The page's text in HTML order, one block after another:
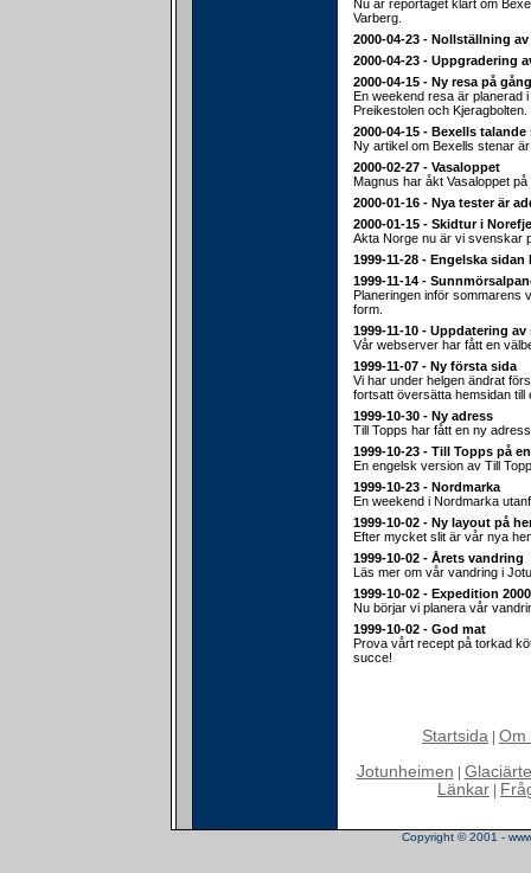
Nu är reportaget klart om
Varberg.
2000-04-23 - Nollställning
2000-04-23 - Uppgradering
2000-04-15 - Ny resa på
En weekend resa är planerad
Preikestolen och Kjeragbolten.
2000-04-15 - Bexells talande
Ny artikel om Bexells stenar
2000-02-27 - Vasaloppet
Magnus har åkt Vasaloppet
2000-01-16 - Nya tester är
2000-01-15 - Skidtur i
Akta Norge nu är vi svenskar
1999-11-28 - Engelska sidan
1999-11-14 -
Planeringen inför sommarens
form.
1999-11-10 - Uppdatering av
Vår webserver har fått en
1999-11-07 - Ny första sida
Vi har under helgen ändrat
fortsatt översätta hemsidan till
1999-10-30 - Ny adress
Till Topps har fått en ny
1999-10-23 - Till Topps på
En engelsk version av Till
1999-10-23 - Nordmarka
En weekend i Nordmarka
1999-10-02 - Ny layout på
Efter mycket slit är vår nya
1999-10-02 - Årets vandring
Läs mer om vår vandring i
1999-10-02 - Expedition 2000
Nu börjar vi planera vår
1999-10-02 - God mat
Prova vårt recept på torkad
succe!
Startsida Om
Jotunheimen
Länkar
Copyright © 2001 -